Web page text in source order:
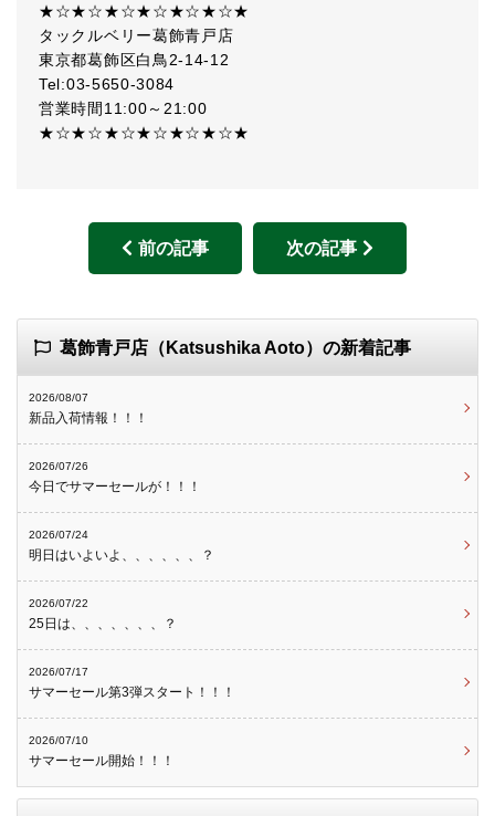
★☆★☆★☆★☆★☆★☆★
タックルベリー葛飾青戸店
東京都葛飾区白鳥2-14-12
Tel:03-5650-3084
営業時間11:00～21:00
★☆★☆★☆★☆★☆★☆★
前の記事 次の記事
葛飾青戸店（Katsushika Aoto）の新着記事
2026/08/07
新品入荷情報！！！
2026/07/26
今日でサマーセールが！！！
2026/07/24
明日はいよいよ、、、、、、？
2026/07/22
25日は、、、、、、、？
2026/07/17
サマーセール第3弾スタート！！！
2026/07/10
サマーセール開始！！！